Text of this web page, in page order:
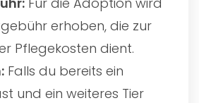
erhoben, die zur
Pflegekosten dient.
Falls du bereits ein
und ein weiteres Tier